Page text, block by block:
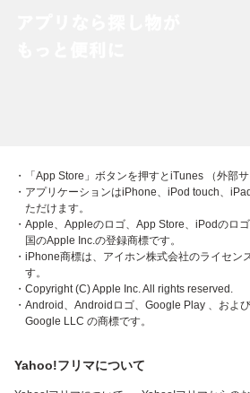
・「App Store」ボタンを押すとiTunes （外部
・アプリケーションはiPhone、iPod touch、
ただけます。
・Apple、Appleのロゴ、App Store、iPodのロ
国のApple Inc.の登録商標です。
・iPhone商標は、アイホン株式会社のライセン
す。
・Copyright (C) Apple Inc. All rights reserved.
・Android、Androidロゴ、Google Play 、およ
Google LLC の商標です。
Yahoo!フリマについて